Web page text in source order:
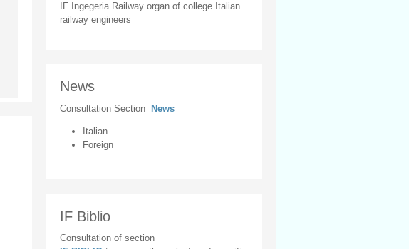
IF Ingegeria Railway organ of college Italian
railway engineers
News
Consultation Section News
Italian
Foreign
IF Biblio
Consultation of section